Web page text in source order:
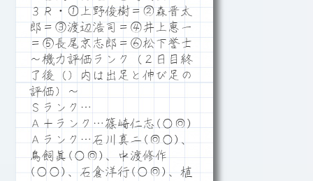
３Ｒ・①上野俊樹＝②森晋太
郎＝③渡辺浩司＝④井上恵一
＝⑤長尾京志郎＝⑥松下誉士
～機力評価ランク（２日目終
了後（）内は出足と伸び足の
評価）～
Ｓランク…
Ａ＋ランク…篠崎仁志(○◎)
Ａランク…石川真二(◎○)、
鳥飼眞(○◎)、中渡修作
(○○)、石倉洋行(○◎)、植